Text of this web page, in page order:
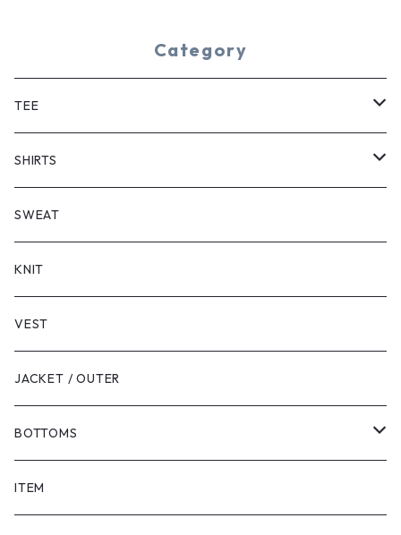
Category
TEE
SHORT SLEEVE
LONG SLEEVE
SHIRTS
SHORT SLEEVE
LONG SLEEVE
SWEAT
KNIT
VEST
JACKET / OUTER
BOTTOMS
SHORTS
ITEM